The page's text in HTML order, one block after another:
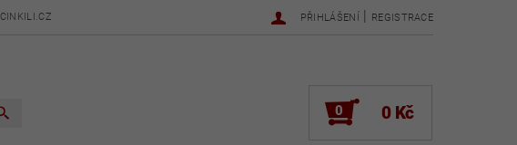
PŘIHLÁŠENÍ | REGISTRACE
0 0 Kč